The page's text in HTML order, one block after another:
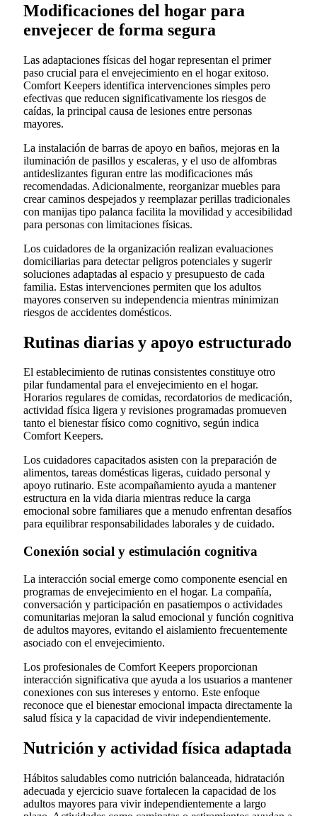
Modificaciones del hogar para
envejecer de forma segura
Las adaptaciones físicas del hogar representan el primer
paso crucial para el envejecimiento en el hogar exitoso.
Comfort Keepers identifica intervenciones simples pero
efectivas que reducen significativamente los riesgos de
caídas, la principal causa de lesiones entre personas
mayores.
La instalación de barras de apoyo en baños, mejoras en la
iluminación de pasillos y escaleras, y el uso de alfombras
antideslizantes figuran entre las modificaciones más
recomendadas. Adicionalmente, reorganizar muebles para
crear caminos despejados y reemplazar perillas tradicionales
con manijas tipo palanca facilita la movilidad y accesibilidad
para personas con limitaciones físicas.
Los cuidadores de la organización realizan evaluaciones
domiciliarias para detectar peligros potenciales y sugerir
soluciones adaptadas al espacio y presupuesto de cada
familia. Estas intervenciones permiten que los adultos
mayores conserven su independencia mientras minimizan
riesgos de accidentes domésticos.
Rutinas diarias y apoyo estructurado
El establecimiento de rutinas consistentes constituye otro
pilar fundamental para el envejecimiento en el hogar.
Horarios regulares de comidas, recordatorios de medicación,
actividad física ligera y revisiones programadas promueven
tanto el bienestar físico como cognitivo, según indica
Comfort Keepers.
Los cuidadores capacitados asisten con la preparación de
alimentos, tareas domésticas ligeras, cuidado personal y
apoyo rutinario. Este acompañamiento ayuda a mantener
estructura en la vida diaria mientras reduce la carga
emocional sobre familiares que a menudo enfrentan desafíos
para equilibrar responsabilidades laborales y de cuidado.
Conexión social y estimulación cognitiva
La interacción social emerge como componente esencial en
programas de envejecimiento en el hogar. La compañía,
conversación y participación en pasatiempos o actividades
comunitarias mejoran la salud emocional y función cognitiva
de adultos mayores, evitando el aislamiento frecuentemente
asociado con el envejecimiento.
Los profesionales de Comfort Keepers proporcionan
interacción significativa que ayuda a los usuarios a mantener
conexiones con sus intereses y entorno. Este enfoque
reconoce que el bienestar emocional impacta directamente la
salud física y la capacidad de vivir independientemente.
Nutrición y actividad física adaptada
Hábitos saludables como nutrición balanceada, hidratación
adecuada y ejercicio suave fortalecen la capacidad de los
adultos mayores para vivir independientemente a largo